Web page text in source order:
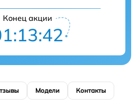
Конец акции
Модели Контакты